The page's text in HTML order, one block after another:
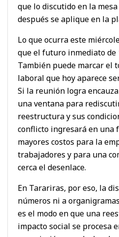
que lo discutido en la
después se aplique en la
Lo que ocurra este
que el futuro inmediato de
También puede marcar el
laboral que hoy aparece
Si la reunión logra
una ventana para
reestructura y sus
conflicto ingresará en una
mayores costos para la
trabajadores y para una
cerca el desenlace.
En Tarariras, por eso, la
números ni a
es el modo en que una
impacto social se procesa